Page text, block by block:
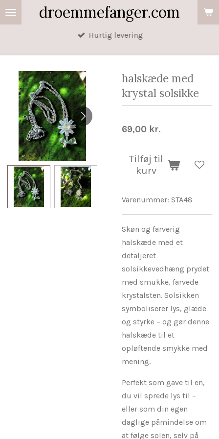
Spring
til
droemmefanger.com
Hurtig levering
halskæde med
krystal solsikke
69,00 kr.
Tilføj til
kurv
Varenummer: STA48
Skøn og farverig
halskæde med et
detaljeret
solsikkevedhæng prydet
med smukke, farvede
krystalsten. Solsikken
symboliserer lys, glæde
og styrke – og gør denne
halskæde til et
opløftende smykke med
mening.
Perfekt som gave til en,
du vil sprede lys til –
eller som din egen
daglige påmindelse om
at følge solen, selv på